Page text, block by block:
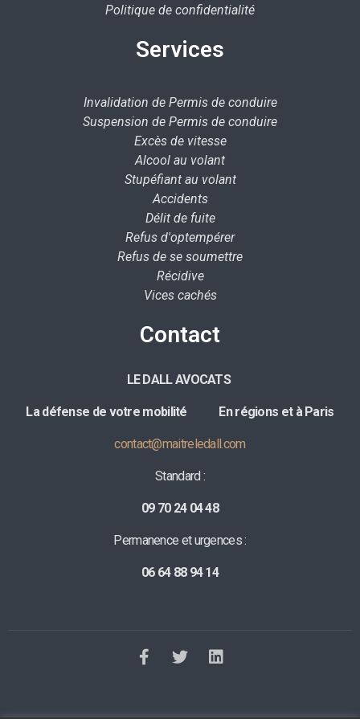
Politique de confidentialité
Services
Invalidation de Permis de conduire
Suspension de Permis de conduire
Excès de vitesse
Alcool au volant
Stupéfiant au volant
Accidents
Délit de fuite
Refus d'optempérer
Refus de se soumettre
Récidive
Vices cachés
Contact
LE DALL AVOCATS
La défense de votre mobilité En régions et à Paris
contact@maitreledall.com
Standard :
09 70 24 04 48
Permanence et urgences :
06 64 88 94 14